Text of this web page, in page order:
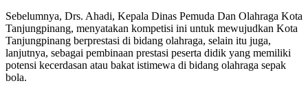
Sebelumnya, Drs. Ahadi, Kepala Dinas Pemuda Dan Olahraga Kota
Tanjungpinang, menyatakan kompetisi ini untuk mewujudkan Kota
Tanjungpinang berprestasi di bidang olahraga, selain itu juga,
lanjutnya, sebagai pembinaan prestasi peserta didik yang memiliki
potensi kecerdasan atau bakat istimewa di bidang olahraga sepak
bola.